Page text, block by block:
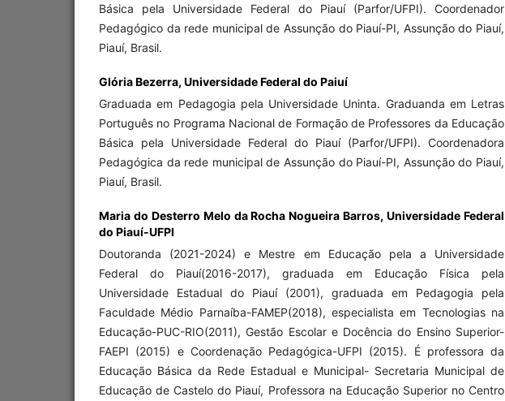
Básica pela Universidade Federal do Piauí (Parfor/UFPI). Coordenador
Pedagógico da rede municipal de Assunção do Piauí-PI, Assunção do Piauí,
Piauí, Brasil.
Glória Bezerra, Universidade Federal do Paiuí
Graduada em Pedagogia pela Universidade Uninta. Graduanda em Letras
Português no Programa Nacional de Formação de Professores da Educação
Básica pela Universidade Federal do Piauí (Parfor/UFPI). Coordenadora
Pedagógica da rede municipal de Assunção do Piauí-PI, Assunção do Piauí,
Piauí, Brasil.
Maria do Desterro Melo da Rocha Nogueira Barros,Universidade Federal
do Piauí-UFPI
Doutoranda (2021-2024) e Mestre em Educação pela a Universidade
Federal do Piauí(2016-2017), graduada em Educação Física pela
Universidade Estadual do Piauí (2001), graduada em Pedagogia pela
Faculdade Médio Parnaíba-FAMEP(2018), especialista em Tecnologias na
Educação-PUC-RIO(2011), Gestão Escolar e Docência do Ensino Superior-
FAEPI (2015) e Coordenação Pedagógica-UFPI (2015). É professora da
Educação Básica da Rede Estadual e Municipal- Secretaria Municipal de
Educação de Castelo do Piauí, Professora na Educação Superior no Centro